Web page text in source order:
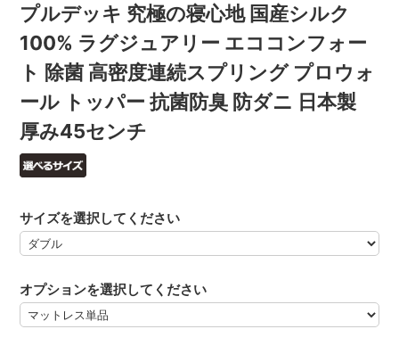
プルデッキ 究極の寝心地 国産シルク
100% ラグジュアリー エココンフォー
ト 除菌 高密度連続スプリング プロウォ
ール トッパー 抗菌防臭 防ダニ 日本製
厚み45センチ
サイズを選択してください
オプションを選択してください